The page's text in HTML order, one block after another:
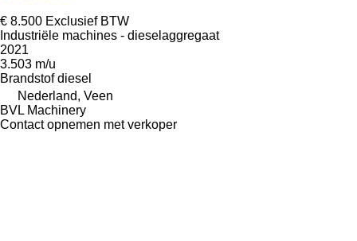
€ 8.500 Exclusief BTW
Industriële machines - dieselaggregaat
2021
3.503 m/u
Brandstof diesel
Nederland, Veen
BVL Machinery
Contact opnemen met verkoper